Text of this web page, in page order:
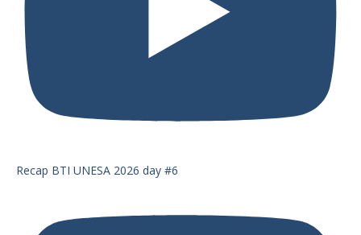
Recap BTI UNESA 2026 day #6